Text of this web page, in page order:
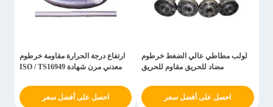
لولب مطاطي عالي الضغط خرطوم
مضاد للحريق مقاوم للحريق
احصل على أفضل سعر
ارتفاع درجة الحرارة مقاومة خرطوم
معدني مرن شهادة ISO / TS16949
احصل على أفضل سعر